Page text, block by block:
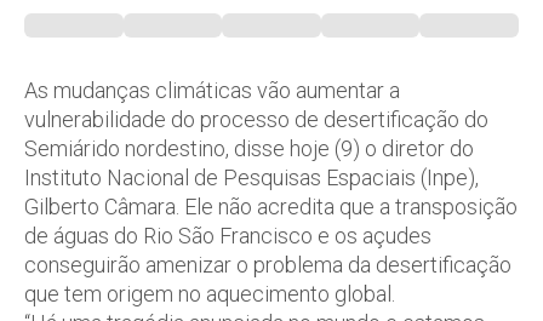
As mudanças climáticas vão aumentar a
vulnerabilidade do processo de desertificação do
Semiárido nordestino, disse hoje (9) o diretor do
Instituto Nacional de Pesquisas Espaciais (Inpe),
Gilberto Câmara. Ele não acredita que a transposição
de águas do Rio São Francisco e os açudes
conseguirão amenizar o problema da desertificação
que tem origem no aquecimento global.